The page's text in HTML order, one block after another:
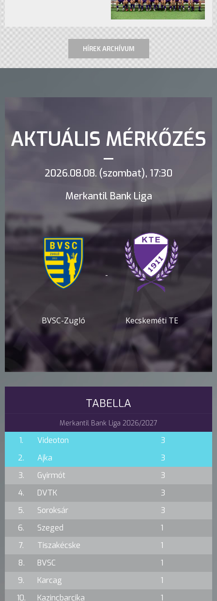
HÍREK ARCHÍVUM
AKTUÁLIS MÉRKŐZÉS
2026.08.08. (szombat), 17:30
Merkantil Bank Liga
BVSC-Zugló
-
Kecskeméti TE
TABELLA
Merkantil Bank Liga 2026/2027
1. Videoton
3
2.
Ajka
3
3.
Gyirmót
3
4.
DVTK
3
5.
Soroksár
3
6.
Szeged
1
7.
Tiszakécske
1
8.
BVSC
1
9.
Karcag
1
10.
Kazincbarcika 1